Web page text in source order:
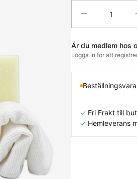
Är du medlem hos
Logga in för att
Beställningsvara
✓ Fri Frakt till
✓ Hemleverans